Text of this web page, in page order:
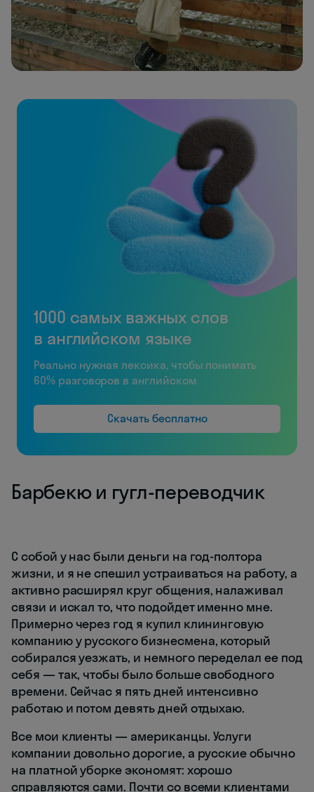
1000 самых важных слов
в английском языке
Реально нужная лексика, чтобы понимать
60% разговоров в английском
Скачать бесплатно
Барбекю и гугл-переводчик
С собой у нас были деньги на год-полтора
жизни, и я не спешил устраиваться на работу, а
активно расширял круг общения, налаживал
связи и искал то, что подойдет именно мне.
Примерно через год я купил клининговую
компанию у русского бизнесмена, который
собирался уезжать, и немного переделал ее под
себя — так, чтобы было больше свободного
времени. Сейчас я пять дней интенсивно
работаю и потом девять дней отдыхаю.
Все мои клиенты — американцы. Услуги
компании довольно дорогие, а русские обычно
на платной уборке экономят: хорошо
справляются сами. Почти со всеми клиентами